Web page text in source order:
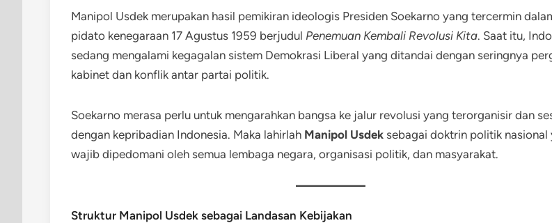
Manipol Usdek merupakan hasil pemikiran ideologis Presiden Soekarno yang tercermin
pidato kenegaraan 17 Agustus 1959 berjudul Penemuan Kembali Revolusi Kita. Saat itu,
sedang mengalami kegagalan sistem Demokrasi Liberal yang ditandai dengan seringnya
kabinet dan konflik antar partai politik.
Soekarno merasa perlu untuk mengarahkan bangsa ke jalur revolusi yang terorganisir dan
dengan kepribadian Indonesia. Maka lahirlah Manipol Usdek sebagai doktrin politik nasional
wajib dipedomani oleh semua lembaga negara, organisasi politik, dan masyarakat.
Struktur Manipol Usdek sebagai Landasan Kebijakan